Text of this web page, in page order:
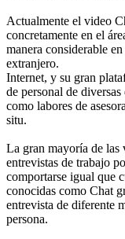
Actualmente el video
concretamente en el
manera considerable
extranjero.
Internet, y su gran
de personal de
como labores de
situ.
La gran mayoría de las
entrevistas de trabajo
comportarse igual que
conocidas como Chat
entrevista de diferente
persona.